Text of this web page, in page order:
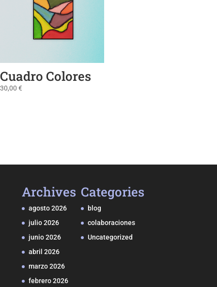
Cuadro Colores
30,00 €
Archives
agosto 2026
julio 2026
junio 2026
abril 2026
marzo 2026
febrero 2026
Categories
blog
colaboraciones
Uncategorized